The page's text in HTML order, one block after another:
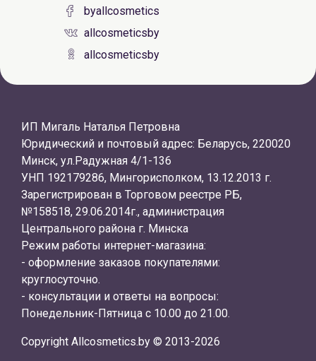
byallcosmetics
allcosmeticsby
allcosmeticsby
ИП Мигаль Наталья Петровна
Юридический и почтовый адрес: Беларусь, 220020
Минск, ул.Радужная 4/1-136
УНП 192179286, Мингорисполком, 13.12.2013 г.
Зарегистрирован в Торговом реестре РБ,
№158518, 29.06.2014г., администрация
Центрального района г. Минска
Режим работы интернет-магазина:
- оформление заказов покупателями:
круглосуточно.
- консультации и ответы на вопросы:
Понедельник-Пятница с 10.00 до 21.00.
Copyright Allcosmetics.by © 2013-2026